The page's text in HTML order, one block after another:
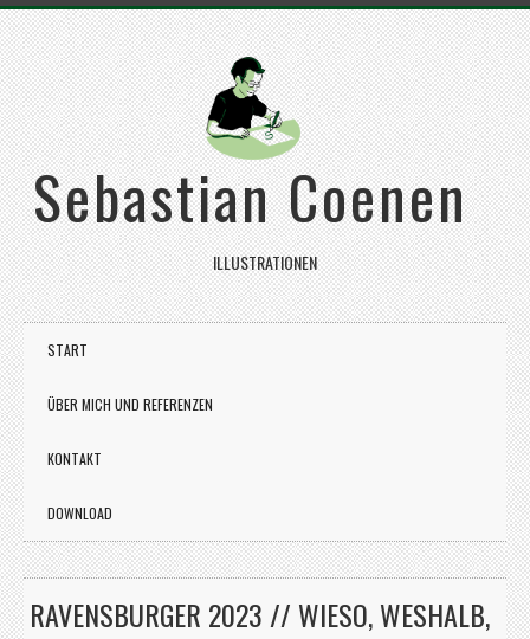
Sebastian Coenen
ILLUSTRATIONEN
START
ÜBER MICH UND REFERENZEN
KONTAKT
DOWNLOAD
RAVENSBURGER 2023 // WIESO, WESHALB,